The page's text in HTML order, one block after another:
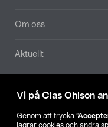
Vi på Clas Ohlson
Genom att trycka
lagrar cookies och andra
Om oss
Aktuellt